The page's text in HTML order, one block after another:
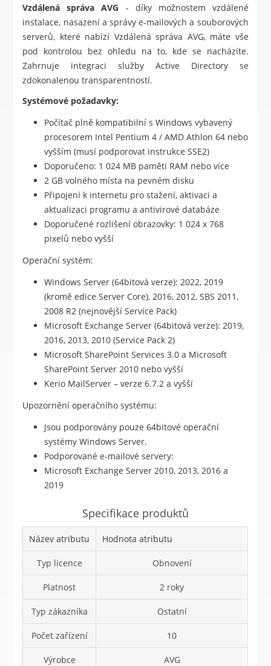
Vzdálená správa AVG - díky možnostem vzdálené
instalace, nasazení a správy e-mailových a souborových
serverů, které nabízí Vzdálená správa AVG, máte vše
pod kontrolou bez ohledu na to, kde se nacházíte.
Zahrnuje integraci služby Active Directory se
zdokonalenou transparentností.
Systémové požadavky:
Počítač plně kompatibilní s Windows vybavený
procesorem Intel Pentium 4 / AMD Athlon 64 nebo
vyšším (musí podporovat instrukce SSE2)
Doporučeno: 1 024 MB paměti RAM nebo více
2 GB volného místa na pevném disku
Připojení k internetu pro stažení, aktivaci a
aktualizaci programu a antivirové databáze
Doporučené rozlišení obrazovky: 1 024 x 768
pixelů nebo vyšší
Operační systém:
Windows Server (64bitová verze): 2022, 2019
(kromě edice Server Core), 2016, 2012, SBS 2011,
2008 R2 (nejnovější Service Pack)
Microsoft Exchange Server (64bitová verze): 2019,
2016, 2013, 2010 (Service Pack 2)
Microsoft SharePoint Services 3.0 a Microsoft
SharePoint Server 2010 nebo vyšší
Kerio MailServer – verze 6.7.2 a vyšší
Upozornění operačního systému:
Jsou podporovány pouze 64bitové operační
systémy Windows Server.
Podporované e-mailové servery:
Microsoft Exchange Server 2010, 2013, 2016 a
2019
Specifikace produktů
Název atributu Hodnota atributu
Typ licence Obnovení
Platnost 2 roky
Typ zákazníka Ostatní
Počet zařízení 10
Výrobce AVG